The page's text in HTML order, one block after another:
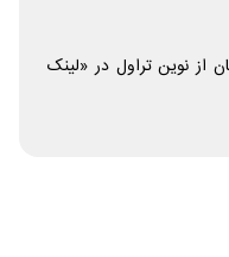
از نوین تراول در «لینک